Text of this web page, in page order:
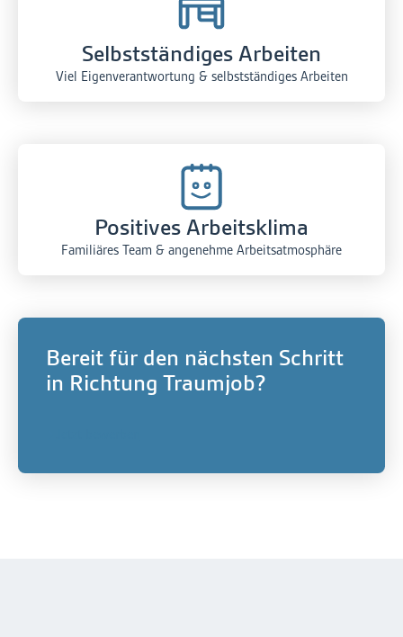
Selbstständiges Arbeiten
Viel Eigenverantwortung & selbstständiges Arbeiten
Positives Arbeitsklima
Familiäres Team & angenehme Arbeitsatmosphäre
Bereit für den nächsten Schritt
in Richtung Traumjob?